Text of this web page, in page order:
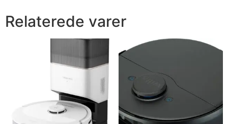
Relaterede varer